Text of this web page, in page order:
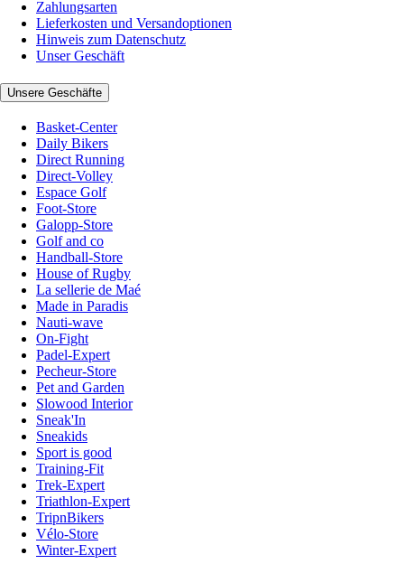
Zahlungsarten
Lieferkosten und Versandoptionen
Hinweis zum Datenschutz
Unser Geschäft
Unsere Geschäfte
Basket-Center
Daily Bikers
Direct Running
Direct-Volley
Espace Golf
Foot-Store
Galopp-Store
Golf and co
Handball-Store
House of Rugby
La sellerie de Maé
Made in Paradis
Nauti-wave
On-Fight
Padel-Expert
Pecheur-Store
Pet and Garden
Slowood Interior
Sneak'In
Sneakids
Sport is good
Training-Fit
Trek-Expert
Triathlon-Expert
TripnBikers
Vélo-Store
Winter-Expert